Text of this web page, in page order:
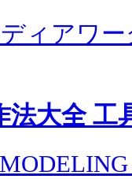
ィアワ
法大全 工